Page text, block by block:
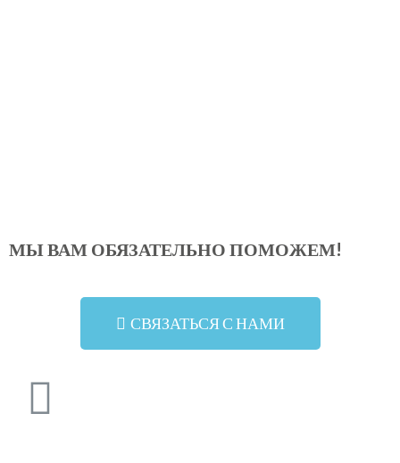
МЫ ВАМ ОБЯЗАТЕЛЬНО ПОМОЖЕМ!
СВЯЗАТЬСЯ С НАМИ